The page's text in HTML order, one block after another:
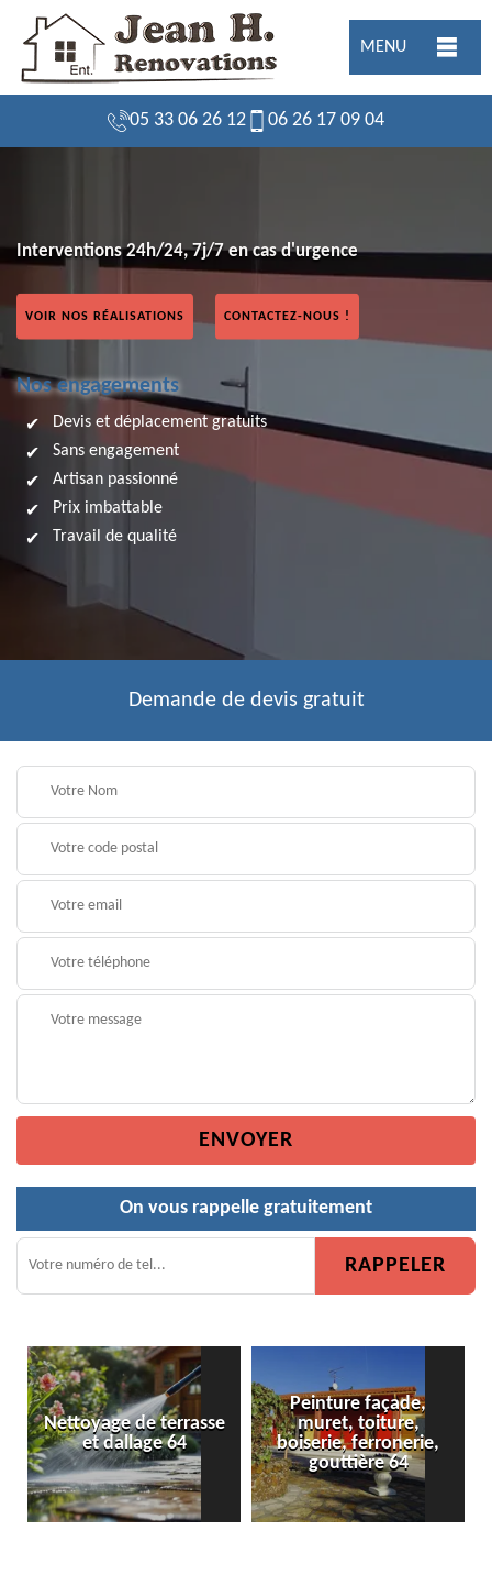
MENU
05 33 06 26 12 06 26 17 09 04
Interventions 24h/24, 7j/7 en cas d'urgence
VOIR NOS RÉALISATIONS CONTACTEZ-NOUS !
Nos engagements
Devis et déplacement gratuits
Sans engagement
Artisan passionné
Prix imbattable
Travail de qualité
Demande de devis gratuit
On vous rappelle gratuitement
Nettoyage de terrasse
et dallage 64
Peinture façade,
muret, toiture,
boiserie, ferronerie,
gouttière 64